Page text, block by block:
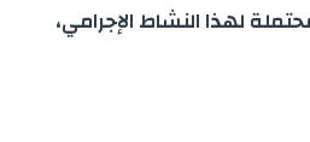
لهذا النشاط الإجرامي،